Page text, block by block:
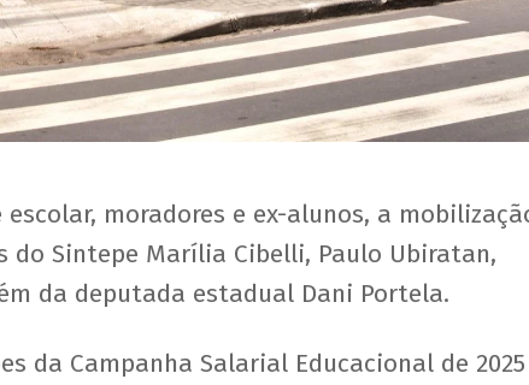
moradores e ex-alunos, a
Sintepe Marília Cibelli, Paulo Ubiratan,
da deputada estadual Dani Portela.
da Campanha Salarial Educacional de